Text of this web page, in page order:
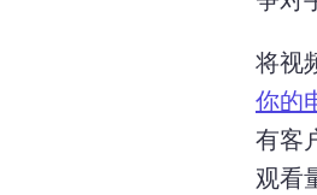
将视
你的
有客
观看